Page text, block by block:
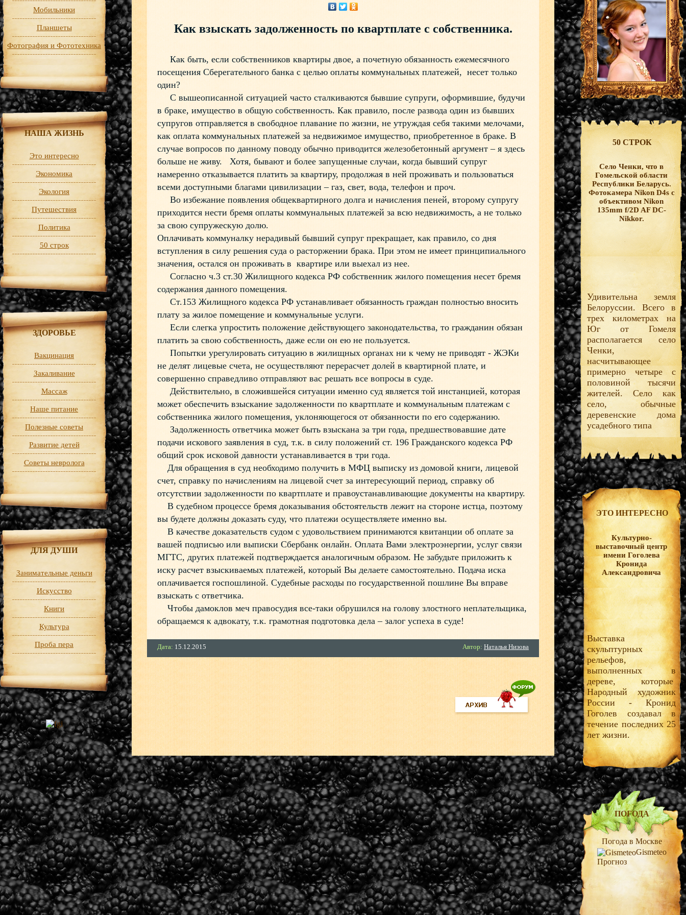
Мобильники
Планшеты
Фотография и Фототехника
НАША ЖИЗНЬ
Это интересно
Экономика
Экология
Путешествия
Политика
50 строк
ЗДОРОВЬЕ
Вакцинация
Закаливание
Массаж
Наше питание
Полезные советы
Развитие детей
Советы невролога
ДЛЯ ДУШИ
Занимательные деньги
Искусство
Книги
Культура
Проба пера
Как взыскать задолженность по квартплате с собственника.
Как быть, если собственников квартиры двое, а почетную обязанность ежемесячного
посещения Сберегательного банка с целью оплаты коммунальных платежей, несет только
один?
С вышеописанной ситуацией часто сталкиваются бывшие супруги, оформившие, будучи
в браке, имущество в общую собственность. Как правило, после развода один из бывших
супругов отправляется в свободное плавание по жизни, не утруждая себя такими мелочами,
как оплата коммунальных платежей за недвижимое имущество, приобретенное в браке. В
случае вопросов по данному поводу обычно приводится железобетонный аргумент – я здесь
больше не живу. Хотя, бывают и более запущенные случаи, когда бывший супруг
намеренно отказывается платить за квартиру, продолжая в ней проживать и пользоваться
всеми доступными благами цивилизации – газ, свет, вода, телефон и проч.
Во избежание появления общеквартирного долга и начисления пеней, второму супругу
приходится нести бремя оплаты коммунальных платежей за всю недвижимость, а не только
за свою супружескую долю.
Оплачивать коммуналку нерадивый бывший супруг прекращает, как правило, со дня
вступления в силу решения суда о расторжении брака. При этом не имеет принципиального
значения, остался он проживать в квартире или выехал из нее.
Согласно ч.3 ст.30 Жилищного кодекса РФ собственник жилого помещения несет бремя
содержания данного помещения.
Ст.153 Жилищного кодекса РФ устанавливает обязанность граждан полностью вносить
плату за жилое помещение и коммунальные услуги.
Если слегка упростить положение действующего законодательства, то гражданин обязан
платить за свою собственность, даже если он ею не пользуется.
Попытки урегулировать ситуацию в жилищных органах ни к чему не приводят - ЖЭКи
не делят лицевые счета, не осуществляют перерасчет долей в квартирной плате, и
совершенно справедливо отправляют вас решать все вопросы в суде.
Действительно, в сложившейся ситуации именно суд является той инстанцией, которая
может обеспечить взыскание задолженности по квартплате и коммунальным платежам с
собственника жилого помещения, уклоняющегося от обязанности по его содержанию.
Задолженность ответчика может быть взыскана за три года, предшествовавшие дате
подачи искового заявления в суд, т.к. в силу положений ст. 196 Гражданского кодекса РФ
общий срок исковой давности устанавливается в три года.
Для обращения в суд необходимо получить в МФЦ выписку из домовой книги, лицевой
счет, справку по начислениям на лицевой счет за интересующий период, справку об
отсутствии задолженности по квартплате и правоустанавливающие документы на квартиру.
В судебном процессе бремя доказывания обстоятельств лежит на стороне истца, поэтому
вы будете должны доказать суду, что платежи осуществляете именно вы.
В качестве доказательств судом с удовольствием принимаются квитанции об оплате за
вашей подписью или выписки Сбербанк онлайн. Оплата Вами электроэнергии, услуг связи
МГТС, других платежей подтверждается аналогичным образом. Не забудьте приложить к
иску расчет взыскиваемых платежей, который Вы делаете самостоятельно. Подача иска
оплачивается госпошлиной. Судебные расходы по государственной пошлине Вы вправе
взыскать с ответчика.
Чтобы дамоклов меч правосудия все-таки обрушился на голову злостного неплательщика,
обращаемся к адвокату, т.к. грамотная подготовка дела – залог успеха в суде!
Дата: 15.12.2015 Автор: Наталья Низова
50 СТРОК
Село Ченки, что в
Гомельской области
Республики Беларусь.
Фотокамера Nikon D4s с
объективом Nikon
135mm f/2D AF DC-
Nikkor.
Удивительна земля
Белоруссии. Всего в
трех километрах на
Юг от Гомеля
располагается село
Ченки,
насчитывающее
примерно четыре с
половиной тысячи
жителей. Село как
село, обычные
деревенские дома
усадебного типа
ЭТО ИНТЕРЕСНО
Культурно-
выставочный центр
имени Гоголева
Кронида
Александровича
Выставка
скульптурных
рельефов,
выполненных в
дереве, которые
Народный художник
России - Кронид
Гоголев создавал в
течение последних 25
лет жизни.
ПОГОДА
Погода в Москве
Gismeteo
Прогноз